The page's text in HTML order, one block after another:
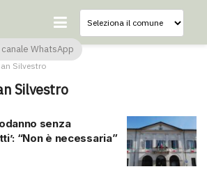
Silvestro
Silvestro
senza
“Non è necessaria”
WhatsApp